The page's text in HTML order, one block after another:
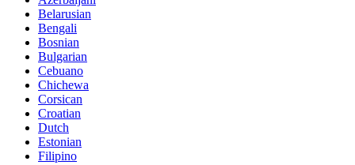
Belarusian
Bengali
Bosnian
Bulgarian
Cebuano
Chichewa
Corsican
Croatian
Dutch
Estonian
Filipino